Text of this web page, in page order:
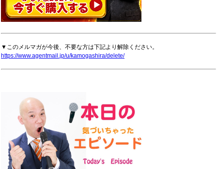
▼このメルマガが今後、不要な方は下記より解除ください。
https://www.agentmail.jp/u/kamogashira/delete/